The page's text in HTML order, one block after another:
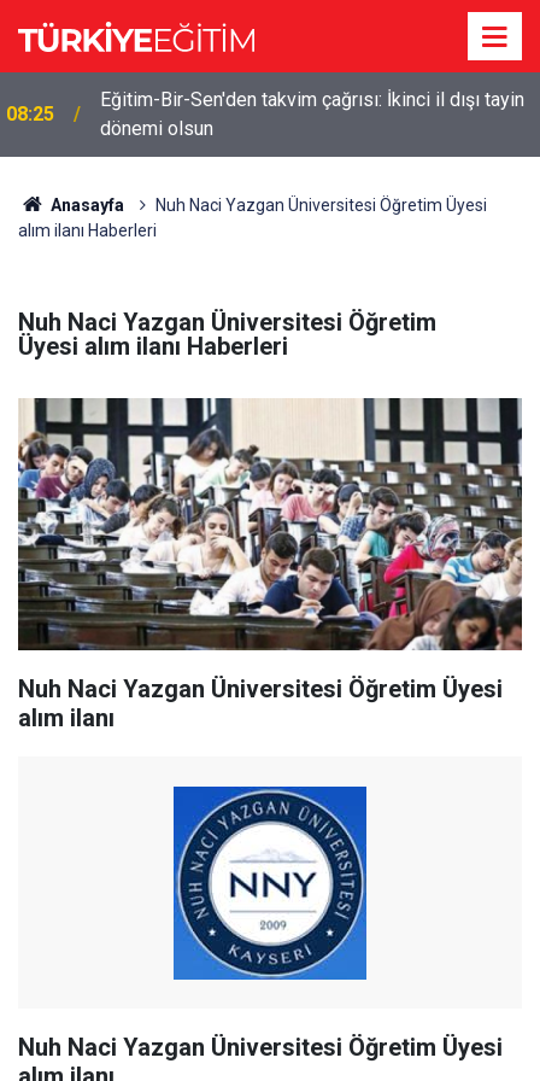
08:25
Eğitim-Bir-Sen'den takvim çağrısı: İkinci il dışı tayin
dönemi olsun
Anasayfa
Nuh Naci Yazgan Üniversitesi Öğretim Üyesi
alım ilanı Haberleri
Nuh Naci Yazgan Üniversitesi Öğretim
Üyesi alım ilanı Haberleri
Nuh Naci Yazgan Üniversitesi Öğretim Üyesi
alım ilanı
Nuh Naci Yazgan Üniversitesi Öğretim Üyesi